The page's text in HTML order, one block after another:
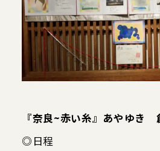
活動実績
お知らせ
『奈良~赤い糸』あやゆ
◎日程